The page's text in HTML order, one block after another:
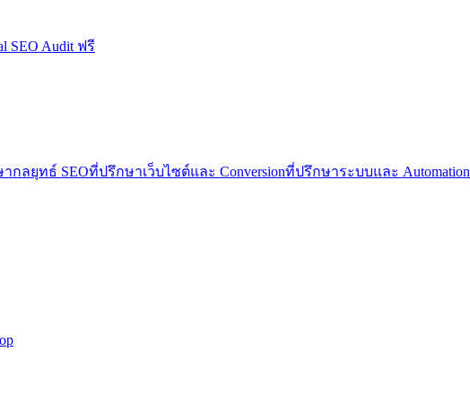
SEO Audit ฟรี
กลยุทธ์ SEOที่ปรึกษาเว็บไซต์และ Conversionที่ปรึกษาระบบและ Automation